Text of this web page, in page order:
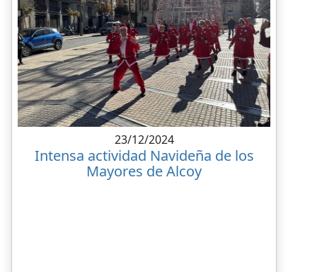
23/12/2024
Intensa actividad Navideña de los
Mayores de Alcoy